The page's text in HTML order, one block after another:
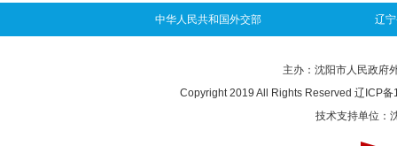
中华人民共和国外交部 辽
主办：沈阳市人民政府
Copyright 2019 All Rights Reserved 辽ICP备
技术支持单位：